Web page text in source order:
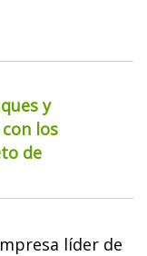
y
los
de
líder de